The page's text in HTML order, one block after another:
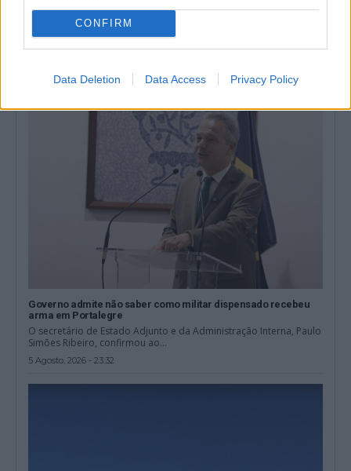
CONFIRM
Data Deletion Data Access Privacy Policy
Entidades do Alentejo recebem 738,8 mil euros para projetos
em áreas protegidas
6 Agosto, 2026 - 09:49
Governo admite não saber como militar dispensado recebeu
arma em Portalegre
O secretário de Estado Adjunto e da Administração Interna, Paulo
Simões Ribeiro, confirmou ao...
5 Agosto, 2026 - 23:32